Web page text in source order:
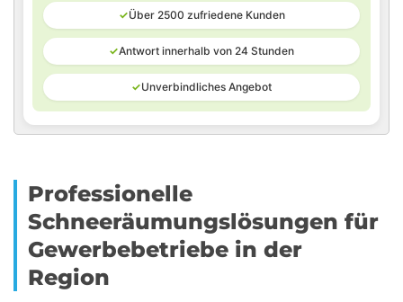
✓Über 2500 zufriedene Kunden
✓Antwort innerhalb von 24 Stunden
✓Unverbindliches Angebot
Professionelle
Schneeräumungslösungen für
Gewerbebetriebe in der
Region